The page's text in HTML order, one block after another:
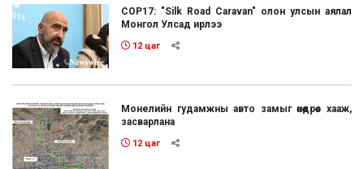
COP17: "Silk Road Caravan" олон улсын аялал
Монгол Улсад ирлээ
12 цаг
Монелийн гудамжны авто замыг өнөөдрөөс хааж,
засварлана
12 цаг